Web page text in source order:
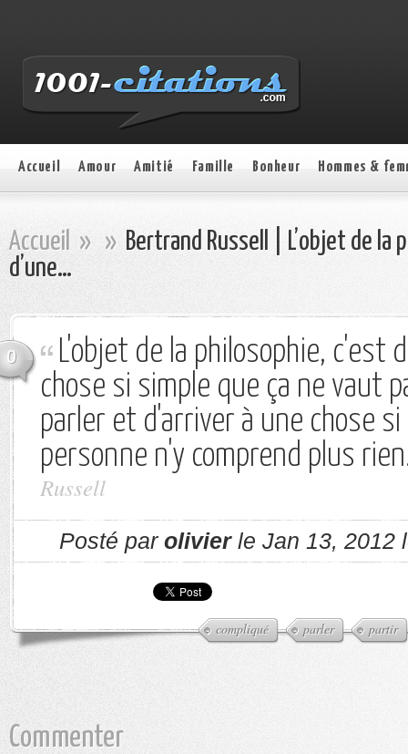
Accueil Amour Amitié Famille Bonheur Hommes &
Accueil » » Bertrand Russell | L’objet de la
d’une…
0
L'objet de la philosophie, c'est
chose si simple que ça ne vaut
parler et d'arriver à une chose
personne n'y comprend plus
Russell
Posté par olivierle Jan 13, 2012
compliqué parler partir
Commenter